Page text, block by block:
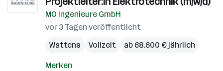
MO Ingenieure GmbH
vor 3 Tagen veröffentlicht
Wattens
Vollzeit ab 68.600 € jährlich
Merken